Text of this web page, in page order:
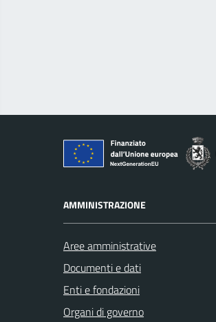
AMMINISTRAZIONE
Aree amministrative
Documenti e dati
Enti e fondazioni
Organi di governo